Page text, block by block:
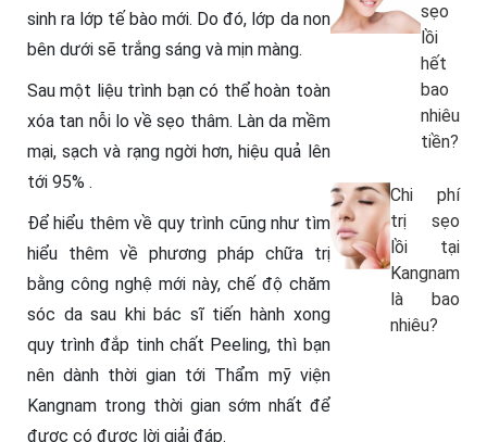
sinh ra lớp tế bào mới. Do đó, lớp da non
bên dưới sẽ trắng sáng và mịn màng.
Sau một liệu trình bạn có thể hoàn toàn
xóa tan nỗi lo về sẹo thâm. Làn da mềm
mại, sạch và rạng ngời hơn, hiệu quả lên
tới 95% .
Để hiểu thêm về quy trình cũng như tìm
hiểu thêm về phương pháp chữa trị
bằng công nghệ mới này, chế độ chăm
sóc da sau khi bác sĩ tiến hành xong
quy trình đắp tinh chất Peeling, thì bạn
nên dành thời gian tới Thẩm mỹ viện
Kangnam trong thời gian sớm nhất để
được có được lời giải đáp.
sẹo
lồi
hết
bao
nhiêu
tiền?
Chi phí
trị sẹo
lồi tại
Kangnam
là bao
nhiêu?